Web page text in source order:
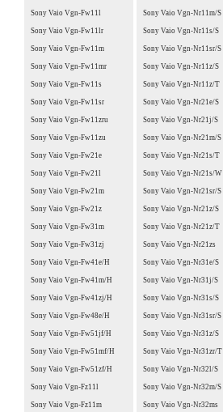
Sony Vaio Vgn-Fw11l
Sony Vaio Vgn-Fw11lr
Sony Vaio Vgn-Fw11m
Sony Vaio Vgn-Fw11mr
Sony Vaio Vgn-Fw11s
Sony Vaio Vgn-Fw11sr
Sony Vaio Vgn-Fw11zru
Sony Vaio Vgn-Fw11zu
Sony Vaio Vgn-Fw21e
Sony Vaio Vgn-Fw21l
Sony Vaio Vgn-Fw21m
Sony Vaio Vgn-Fw21z
Sony Vaio Vgn-Fw31m
Sony Vaio Vgn-Fw31zj
Sony Vaio Vgn-Fw41e/H
Sony Vaio Vgn-Fw41m/H
Sony Vaio Vgn-Fw41zj/H
Sony Vaio Vgn-Fw48e/H
Sony Vaio Vgn-Fw51jf/H
Sony Vaio Vgn-Fw51mf/H
Sony Vaio Vgn-Fw51zf/H
Sony Vaio Vgn-Fz11l
Sony Vaio Vgn-Fz11m
Sony Vaio Vgn-Nr11m/S
Sony Vaio Vgn-Nr11s/S
Sony Vaio Vgn-Nr11sr/S
Sony Vaio Vgn-Nr11z/S
Sony Vaio Vgn-Nr11z/T
Sony Vaio Vgn-Nr21e/S
Sony Vaio Vgn-Nr21j/S
Sony Vaio Vgn-Nr21m/S
Sony Vaio Vgn-Nr21s/T
Sony Vaio Vgn-Nr21s/W
Sony Vaio Vgn-Nr21sr/S
Sony Vaio Vgn-Nr21z/S
Sony Vaio Vgn-Nr21z/T
Sony Vaio Vgn-Nr21zs
Sony Vaio Vgn-Nr31e/S
Sony Vaio Vgn-Nr31j/S
Sony Vaio Vgn-Nr31s/S
Sony Vaio Vgn-Nr31sr/S
Sony Vaio Vgn-Nr31z/S
Sony Vaio Vgn-Nr31zr/T
Sony Vaio Vgn-Nr32l/S
Sony Vaio Vgn-Nr32m/S
Sony Vaio Vgn-Nr32ms